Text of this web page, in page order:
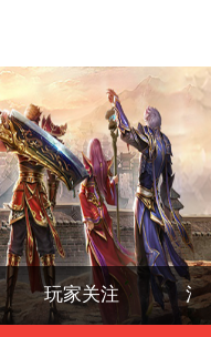
玩家关注 活